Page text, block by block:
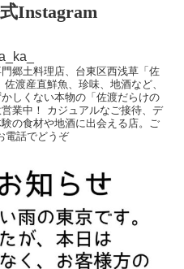
Instagram
郷土料理店、台東区西浅草「佐
佐渡産直鮮魚、珍味、地酒など、
しくない本物の「佐渡だらけの
業中！
カジュアルなご接待、デ
の食材や地酒に出会える店。ご
電話でどうぞ